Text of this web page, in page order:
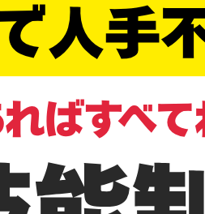
介護福祉士、通訳、IT、エンジニア人材紹介のStepjob All
rights reserved.